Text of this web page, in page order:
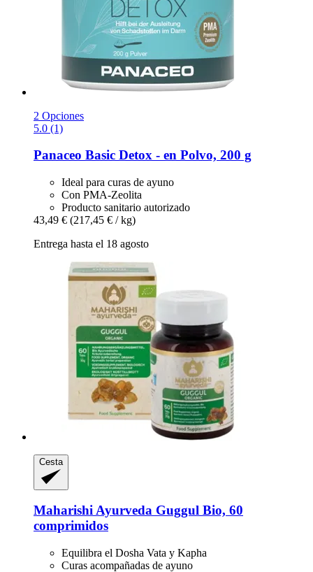
2 Opciones
5.0 (1)
Panaceo Basic Detox -​ en Polvo, 200 g
Ideal para curas de ayuno
Con PMA-Zeolita
Producto sanitario autorizado
43,49 € (217,45 € / kg)
Entrega hasta el 18 agosto
Cesta
Maharishi Ayurveda Guggul Bio, 60
comprimidos
Equilibra el Dosha Vata y Kapha
Curas acompañadas de ayuno